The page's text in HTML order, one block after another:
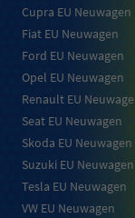
Cupra EU Neuwagen
Fiat EU Neuwagen
Ford EU Neuwagen
Opel EU Neuwagen
Renault EU
Seat EU Neuwagen
Skoda EU Neuwagen
Suzuki EU Neuwagen
Tesla EU Neuwagen
VW EU Neuwagen